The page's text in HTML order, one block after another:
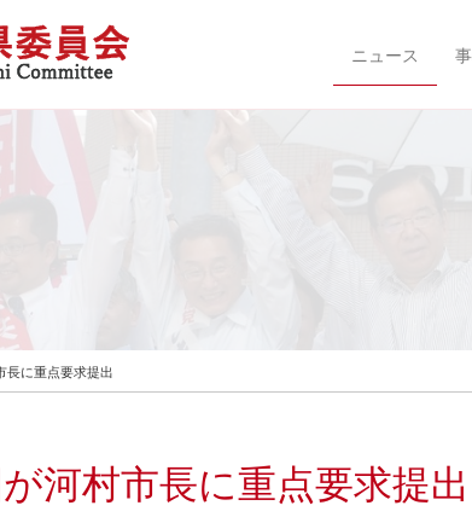
ニュース
長に重点要求提出
河村市長に重点要求提出